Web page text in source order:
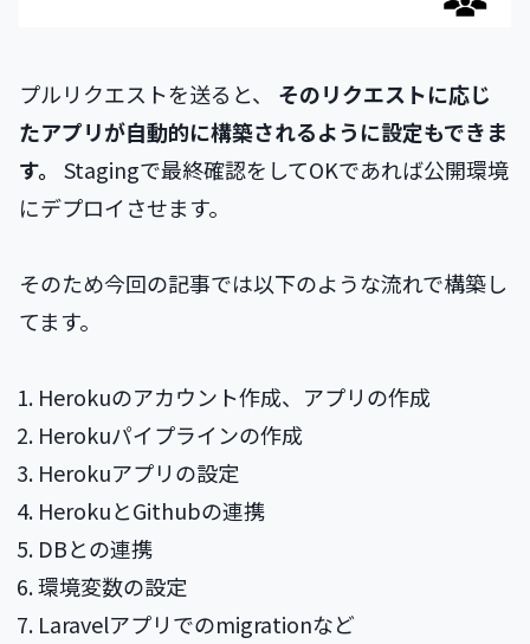
プルリクエストを送ると、 そのリクエストに応じ
たアプリが自動的に構築されるように設定もできま
す。 Stagingで最終確認をしてOKであれば公開環境
にデプロイさせます。
そのため今回の記事では以下のような流れで構築し
てます。
Herokuのアカウント作成、アプリの作成
Herokuパイプラインの作成
Herokuアプリの設定
HerokuとGithubの連携
DBとの連携
環境変数の設定
Laravelアプリでのmigrationなど